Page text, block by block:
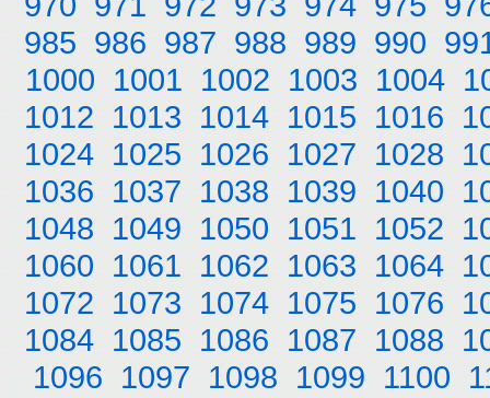
985 986 987 988 989 990
1000 1001 1002 1003 1004
1012 1013 1014 1015 1016
1024 1025 1026 1027 1028
1036 1037 1038 1039 1040
1048 1049 1050 1051 1052
1060 1061 1062 1063 1064
1072 1073 1074 1075 1076
1084 1085 1086 1087 1088
1096 1097 1098 1099 1100